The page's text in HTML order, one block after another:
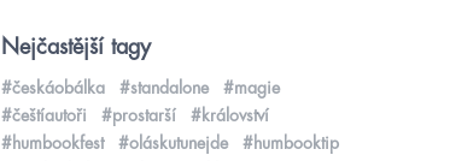
Nejčastější tagy
#českáobálka #standalone
#magie
#češtíautoři
#prostarší
#království
#humbookfest
#oláskutunejde
#humbooktip